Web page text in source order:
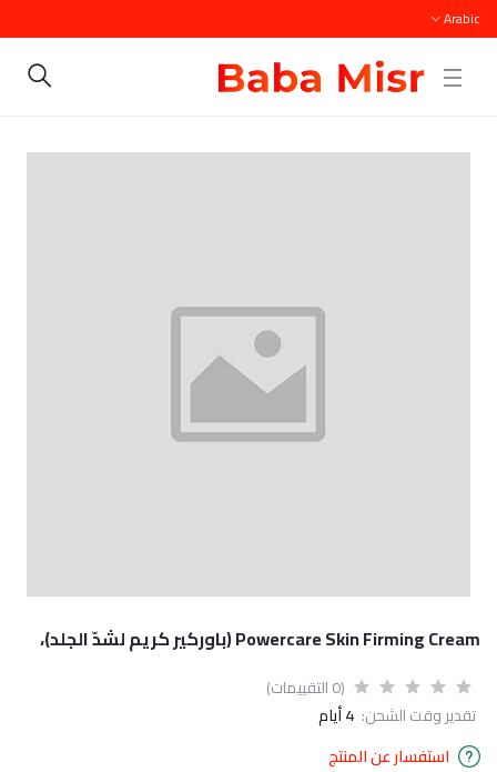
Arabic
Powercare Skin Firming Cream (باوركير كريم لشدّ الجلد)،
(0 التقييمات)
تقدير وقت الشحن: 4 أيام
استفسار عن المنتج